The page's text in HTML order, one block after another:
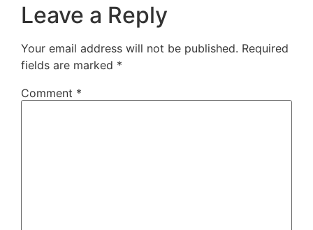
Leave a Reply
Your email address will not be published. Required
fields are marked *
Comment *